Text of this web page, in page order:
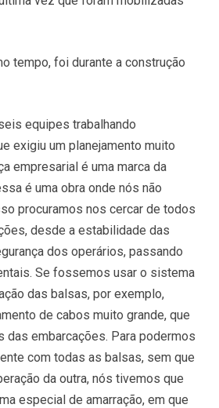
tempo, foi durante a construção
equipes trabalhando
exigiu um planejamento muito
empresarial é uma marca da
é uma obra onde nós não
procuramos nos cercar de todos
desde a estabilidade das
dos operários, passando
Se fossemos usar o sistema
das balsas, por exemplo,
de cabos muito grande, que
das embarcações. Para podermos
com todas as balsas, sem que
da outra, nós tivemos que
especial de amarração, em que